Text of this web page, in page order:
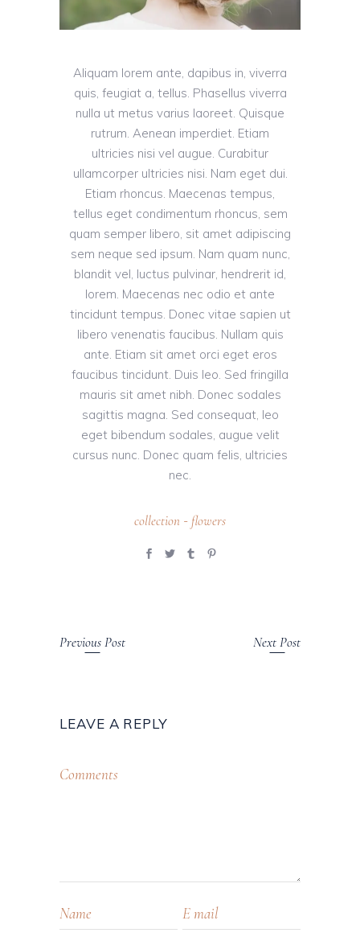
Aliquam lorem ante, dapibus in, viverra
quis, feugiat a, tellus. Phasellus viverra
nulla ut metus varius laoreet. Quisque
rutrum. Aenean imperdiet. Etiam
ultricies nisi vel augue. Curabitur
ullamcorper ultricies nisi. Nam eget dui.
Etiam rhoncus. Maecenas tempus,
tellus eget condimentum rhoncus, sem
quam semper libero, sit amet adipiscing
sem neque sed ipsum. Nam quam nunc,
blandit vel, luctus pulvinar, hendrerit id,
lorem. Maecenas nec odio et ante
tincidunt tempus. Donec vitae sapien ut
libero venenatis faucibus. Nullam quis
ante. Etiam sit amet orci eget eros
faucibus tincidunt. Duis leo. Sed fringilla
mauris sit amet nibh. Donec sodales
sagittis magna. Sed consequat, leo
eget bibendum sodales, augue velit
cursus nunc. Donec quam felis, ultricies
nec.
collection - flowers
Previous Post Next Post
LEAVE A REPLY